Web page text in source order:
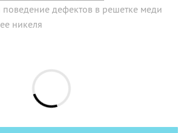
дефектов в решетке меди
никеля